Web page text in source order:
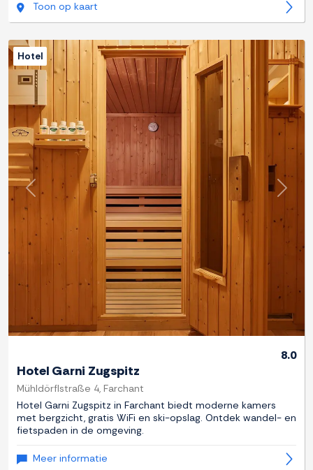
Toon op kaart
Previous Next
Hotel
8.0
Hotel Garni Zugspitz
Mühldörflstraße 4, Farchant
Hotel Garni Zugspitz in Farchant biedt moderne kamers
met bergzicht, gratis WiFi en ski-opslag. Ontdek wandel- en
fietspaden in de omgeving.
Meer informatie